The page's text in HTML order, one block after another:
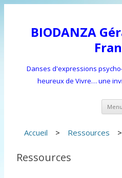
BIODANZA
Danses d'expressions
heureux de Vivre… une
Menu
Accueil > Ressources >
Ressources